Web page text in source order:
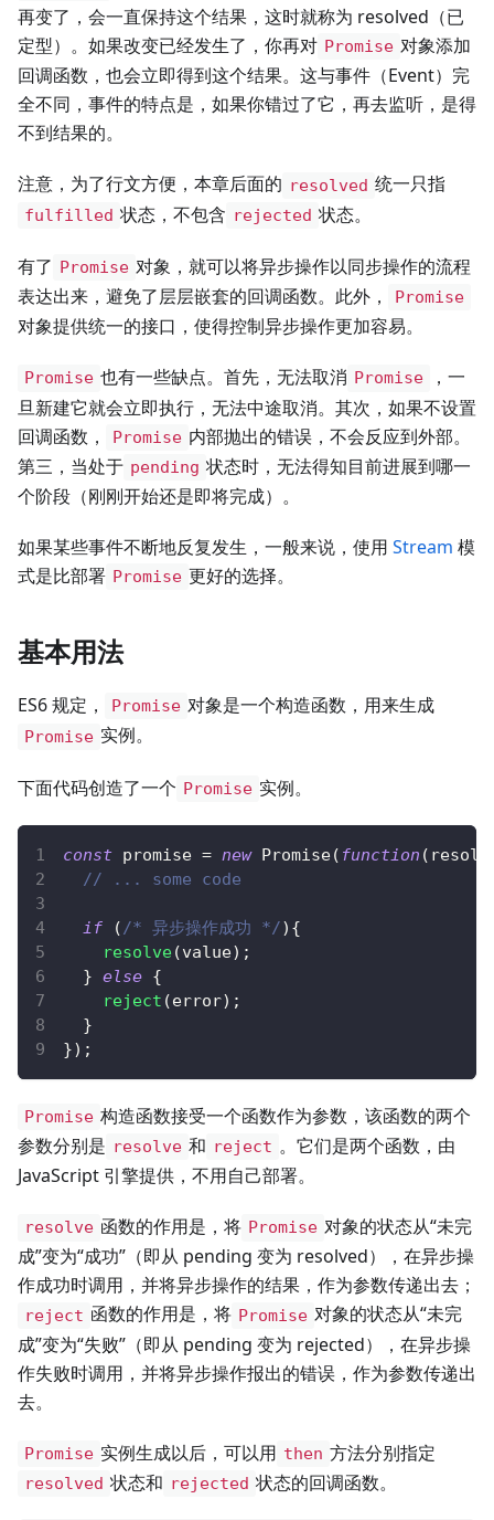
再变了，会一直保持这个结果，这时就称为 resolved（已
定型）。如果改变已经发生了，你再对 Promise 对象添加
回调函数，也会立即得到这个结果。这与事件（Event）完
全不同，事件的特点是，如果你错过了它，再去监听，是得
不到结果的。
注意，为了行文方便，本章后面的 resolved 统一只指
fulfilled 状态，不包含 rejected 状态。
有了 Promise 对象，就可以将异步操作以同步操作的流程
表达出来，避免了层层嵌套的回调函数。此外，
Promise
对象提供统一的接口，使得控制异步操作更加容易。
Promise 也有一些缺点。首先，无法取消 Promise
，一
旦新建它就会立即执行，无法中途取消。其次，如果不设置
回调函数，
Promise 内部抛出的错误，不会反应到外部。
第三，当处于 pending 状态时，无法得知目前进展到哪一
个阶段（刚刚开始还是即将完成）。
如果某些事件不断地反复发生，一般来说，使用 Stream 模
式是比部署 Promise 更好的选择。
基本用法
ES6 规定， Promise 对象是一个构造函数，用来生成
Promise 实例。
下面代码创造了一个 Promise 实例。
const promise = new Promise( function (
// ... some code
if (/* 异步操作成功 */) {
resolve(value) ;
} else {
reject (error) ;
}
}) ;
Promise 构造函数接受一个函数作为参数，该函数的两个
参数分别是 resolve 和 reject 。它们是两个函数，由
JavaScript 引擎提供，不用自己部署。
resolve 函数的作用是，将 Promise 对象的状态从“未完
成”变为“成功”（即从 pending 变为 resolved），在异步操
作成功时调用，并将异步操作的结果，作为参数传递出去；
reject 函数的作用是，将 Promise 对象的状态从“未完
成”变为“失败”（即从 pending 变为 rejected），在异步操
作失败时调用，并将异步操作报出的错误，作为参数传递出
去。
Promise 实例生成以后，可以用 then 方法分别指定
resolved 状态和 rejected 状态的回调函数。